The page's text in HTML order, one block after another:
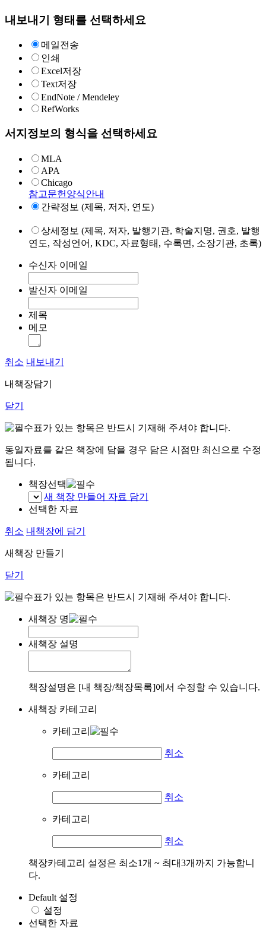
내보내기 형태를 선택하세요
메일전송
인쇄
Excel저장
Text저장
EndNote / Mendeley
RefWorks
서지정보의 형식을 선택하세요
MLA
APA
Chicago
참고문헌양식안내
간략정보 (제목, 저자, 연도)
상세정보 (제목, 저자, 발행기관, 학술지명, 권호, 발행
연도, 작성언어, KDC, 자료형태, 수록면, 소장기관, 초록)
수신자 이메일
발신자 이메일
제목
메모
취소 내보내기
내책장담기
닫기
표가 있는 항목은 반드시 기재해 주셔야 합니다.
동일자료를 같은 책장에 담을 경우 담은 시점만 최신으로 수정
됩니다.
책장선택
새 책장 만들어 자료 담기
선택한 자료
취소 내책장에 담기
새책장 만들기
닫기
표가 있는 항목은 반드시 기재해 주셔야 합니다.
새책장 명
새책장 설명
책장설명은 [내 책장/책장목록]에서 수정할 수 있습니다.
새책장 카테고리
카테고리
취소
카테고리
취소
카테고리
취소
책장카테고리 설정은 최소1개 ~ 최대3개까지 가능합니
다.
Default 설정
설정
선택한 자료